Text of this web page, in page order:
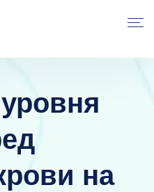
на